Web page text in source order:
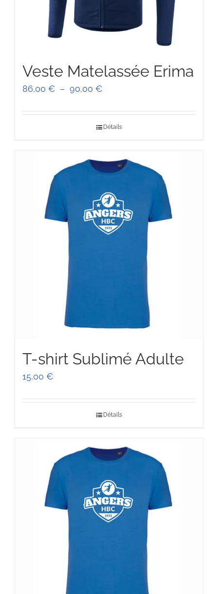
Veste Matelassée Erima
86,00 € – 90,00 €Plage
90,00 €
Détails
T-shirt Sublimé Adulte
15,00 €
Détails